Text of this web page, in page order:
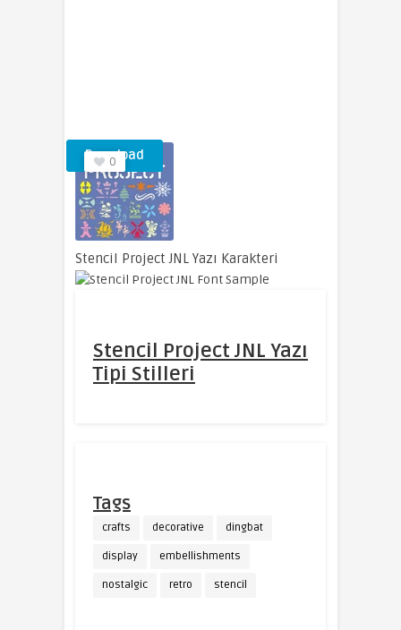
Download
0
Stencil Project JNL Yazı Karakteri
Stencil Project JNL Yazı
Tipi Stilleri
Tags
crafts decorative dingbat
display embellishments
nostalgic retro stencil